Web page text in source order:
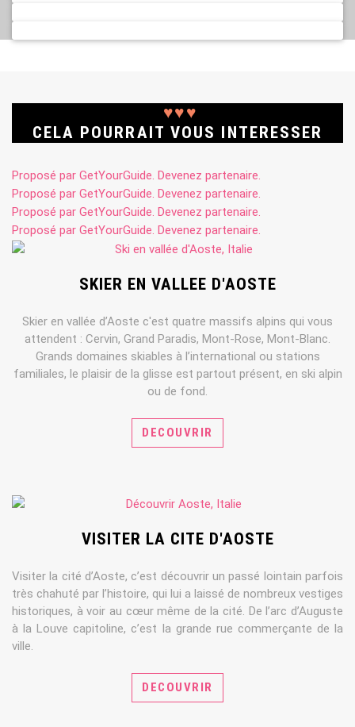
♥♥♥
CELA POURRAIT VOUS INTERESSER
Proposé par GetYourGuide. Devenez partenaire.
Proposé par GetYourGuide. Devenez partenaire.
Proposé par GetYourGuide. Devenez partenaire.
Proposé par GetYourGuide. Devenez partenaire.
SKIER EN VALLEE D'AOSTE
Skier en vallée d’Aoste c'est quatre massifs alpins qui vous
attendent : Cervin, Grand Paradis, Mont-Rose, Mont-Blanc.
Grands domaines skiables à l’international ou stations
familiales, le plaisir de la glisse est partout présent, en ski alpin
ou de fond.
DECOUVRIR
VISITER LA CITE D'AOSTE
Visiter la cité d’Aoste, c’est découvrir un passé lointain parfois
très chahuté par l’histoire, qui lui a laissé de nombreux vestiges
historiques, à voir au cœur même de la cité. De l’arc d’Auguste
à la Louve capitoline, c’est la grande rue commerçante de la
ville.
DECOUVRIR